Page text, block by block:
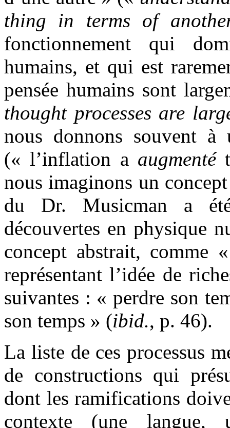
thing in terms of
fonctionnement qui
humains, et qui est
pensée humains sont
thought processes are
nous donnons souvent à
(« l’inflation a augmenté
nous imaginons un
du Dr. Musicman a
découvertes en physique
concept abstrait, comme
représentant l’idée de
suivantes : « perdre son
son temps » (ibid., p. 46).
La liste de ces processus
de constructions qui
dont les ramifications
contexte (une langue,